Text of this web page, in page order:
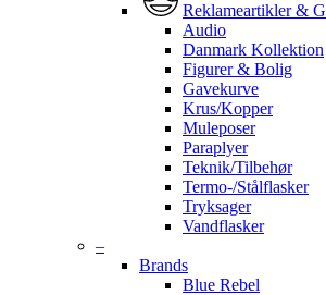
Reklameartikler &
Audio
Danmark Kollektion
Figurer & Bolig
Gavekurve
Krus/Kopper
Muleposer
Paraplyer
Teknik/Tilbehør
Termo-/Stålflasker
Tryksager
Vandflasker
–
Brands
Blue Rebel